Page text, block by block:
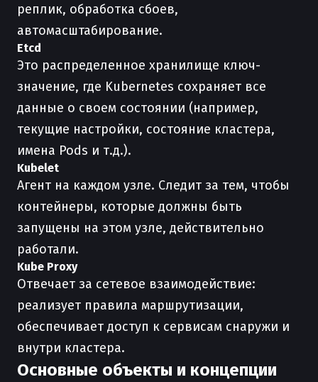
реплик, обработка сбоев,
автомасштабирование.
Etcd
Это распределенное хранилище ключ-
значение, где Kubernetes сохраняет все
данные о своем состоянии (например,
текущие настройки, состояние кластера,
имена Pods и т.д.).
Kubelet
Агент на каждом узле. Следит за тем, чтобы
контейнеры, которые должны быть
запущены на этом узле, действительно
работали.
Kube Proxy
Отвечает за сетевое взаимодействие:
реализует правила маршрутизации,
обеспечивает доступ к сервисам снаружи и
внутри кластера.
Основные объекты и концепции